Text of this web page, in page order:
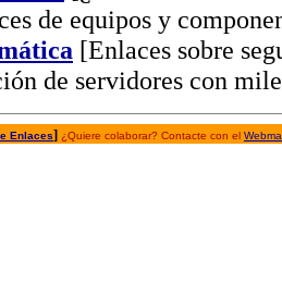
de equipos y
[Enlaces sobre
de servidores con
Enlaces] ¿Quiere colaborar? Contacte con el